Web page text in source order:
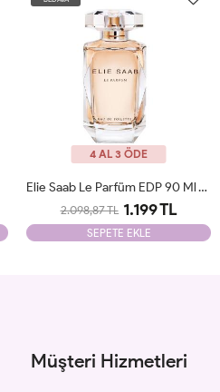
4 AL 3 ÖDE
Elie Saab Le Parfüm EDP 90 Ml Woman Tester
2.098,87 TL 1.199 TL
SEPETE EKLE
Müşteri Hizmetleri